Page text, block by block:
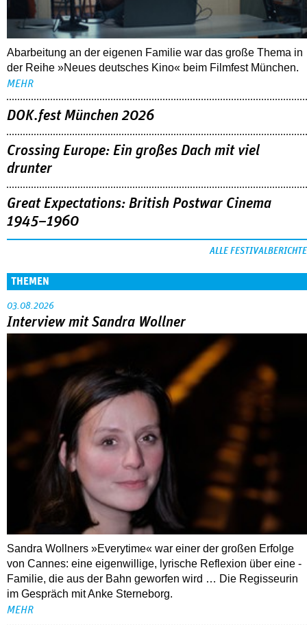
Abarbeitung an der eigenen Familie war das große Thema in
der Reihe »Neues deutsches Kino« beim Filmfest München.
MEHR
DOK.fest München 2026
Crossing Europe: Ein großes Dach mit viel
drunter
Great Expectations: British Postwar Cinema
1945–1960
ALLE FESTIVALBERICHTE
THEMEN
03.08.2026
Interview mit Sandra Wollner
Sandra Wollners »Everytime« war einer der großen Erfolge
von Cannes: eine eigenwillige, lyrische Reflexion über eine ­
Familie, die aus der Bahn geworfen wird … Die Regisseurin
im Gespräch mit Anke Sterneborg.
MEHR